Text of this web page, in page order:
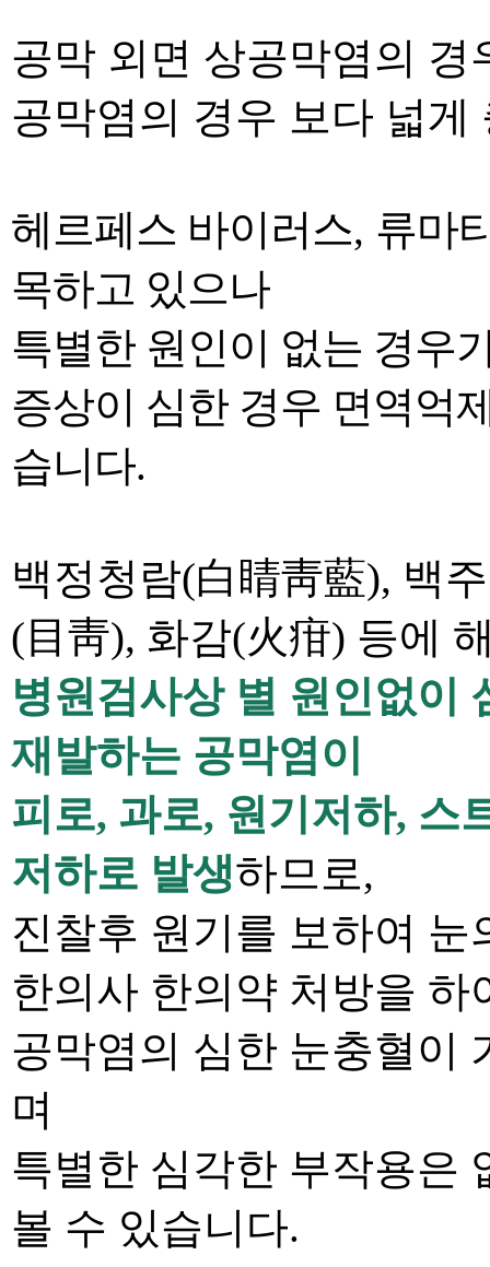
공막 외면 상공막염의
공막염의 경우 보다 넓
헤르페스 바이러스, 류마
목하고 있으나
특별한 원인이 없는 경우
증상이 심한 경우 면역억
습니다.
백정청람(白睛靑藍), 백
( 目靑), 화감(火疳) 등에
병원검사상 별 원인없이
재발하는 공막염이
피로, 과로, 원기저하, 스
저하로 발생하므로,
진찰후 원기를 보하여 눈
한의사 한의약 처방을
공막염의 심한 눈충혈이
며
특별한 심각한 부작용은
볼 수 있습니다.